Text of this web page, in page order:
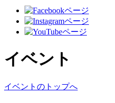
イベント
イベントのトップへ